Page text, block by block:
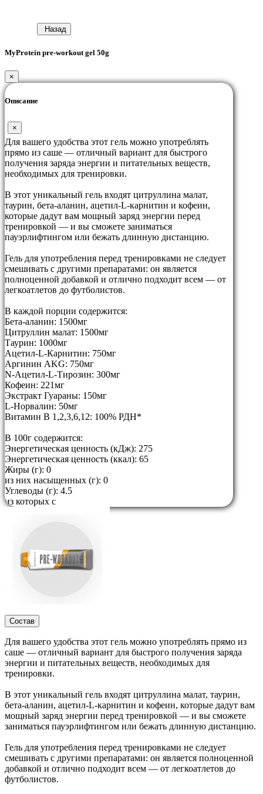
Назад
MyProtein pre-workout gel 50g
×
Описание
×
Для вашего удобства этот гель можно употреблять
прямо из саше ― отличный вариант для быстрого
получения заряда энергии и питательных веществ,
необходимых для тренировки.
В этот уникальный гель входят цитруллина малат,
таурин, бета-аланин, ацетил-L-карнитин и кофеин,
которые дадут вам мощный заряд энергии перед
тренировкой — и вы сможете заниматься
пауэрлифтингом или бежать длинную дистанцию.
Гель для употребления перед тренировками не следует
смешивать с другими препаратами: он является
полноценной добавкой и отлично подходит всем — от
легкоатлетов до футболистов.
В каждой порции содержится:
Бета-аланин: 1500мг
Цитруллин малат: 1500мг
Таурин: 1000мг
Ацетил-L-Карнитин: 750мг
Аргинин AKG: 750мг
N-Ацетил-L-Тирозин: 300мг
Кофеин: 221мг
Экстракт Гуараны: 150мг
L-Норвалин: 50мг
Витамин B 1,2,3,6,12: 100% РДН*
В 100г содержится:
Энергетическая ценность (кДж): 275
Энергетическая ценность (ккал): 65
Жиры (г): 0
из них насыщенных (г): 0
Углеводы (г): 4.5
из которых с
Состав
Для вашего удобства этот гель можно употреблять прямо из
саше ― отличный вариант для быстрого получения заряда
энергии и питательных веществ, необходимых для
тренировки.
В этот уникальный гель входят цитруллина малат, таурин,
бета-аланин, ацетил-L-карнитин и кофеин, которые дадут вам
мощный заряд энергии перед тренировкой — и вы сможете
заниматься пауэрлифтингом или бежать длинную дистанцию.
Гель для употребления перед тренировками не следует
смешивать с другими препаратами: он является полноценной
добавкой и отлично подходит всем — от легкоатлетов до
футболистов.